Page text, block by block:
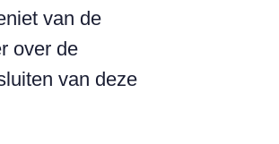
van de
over de
van deze